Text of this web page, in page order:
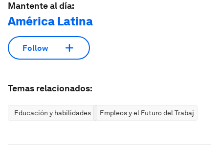
Mantente al día:
América Latina
Follow
Temas relacionados:
Educación y habilidades Empleos y el Futuro del Trabajo